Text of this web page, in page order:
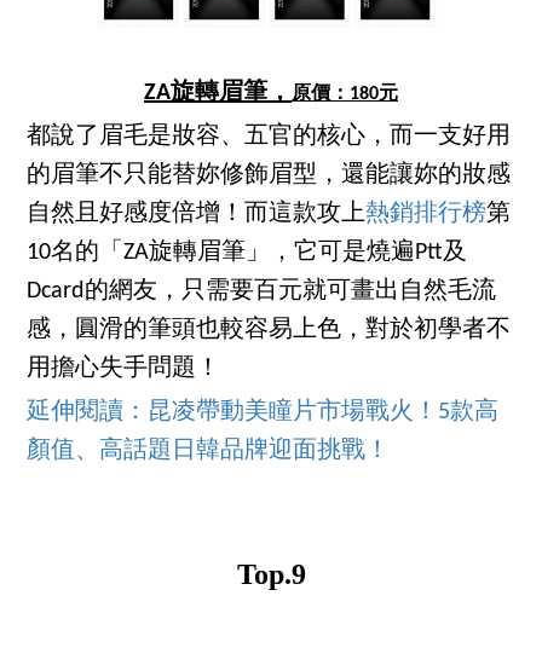
ZA旋轉眉筆， 原價： 180元
都說了眉毛是妝容、五官的核心，而一支好用
的眉筆不只能替妳修飾眉型，還能讓妳的妝感
自然且好感度倍增！而這款攻上熱銷排行榜第
10名的「ZA旋轉眉筆」，它可是燒遍Ptt及
Dcard的網友，只需要百元就可畫出自然毛流
感，圓滑的筆頭也較容易上色，對於初學者不
用擔心失手問題！
延伸閱讀：昆凌帶動美瞳片市場戰火！5款高
顏值、高話題日韓品牌迎面挑戰！
Top.9